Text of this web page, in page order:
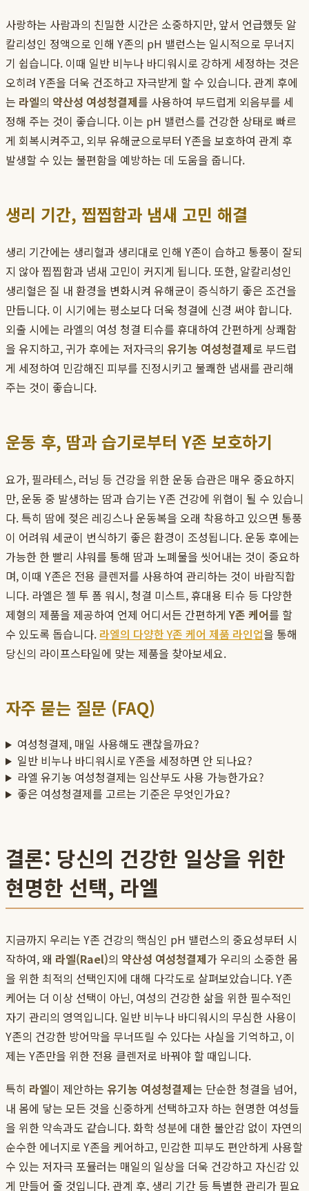
사랑하는 사람과의 친밀한 시간은 소중하지만, 앞서 언급했듯 알
칼리성인 정액으로 인해 Y존의 pH 밸런스는 일시적으로 무너지
기 쉽습니다. 이때 일반 비누나 바디워시로 강하게 세정하는 것은
오히려 Y존을 더욱 건조하고 자극받게 할 수 있습니다. 관계 후에
는 라엘의 약산성 여성청결제를 사용하여 부드럽게 외음부를 세
정해 주는 것이 좋습니다. 이는 pH 밸런스를 건강한 상태로 빠르
게 회복시켜주고, 외부 유해균으로부터 Y존을 보호하여 관계 후
발생할 수 있는 불편함을 예방하는 데 도움을 줍니다.
생리 기간, 찝찝함과 냄새 고민 해결
생리 기간에는 생리혈과 생리대로 인해 Y존이 습하고 통풍이 잘되
지 않아 찝찝함과 냄새 고민이 커지게 됩니다. 또한, 알칼리성인
생리혈은 질 내 환경을 변화시켜 유해균이 증식하기 좋은 조건을
만듭니다. 이 시기에는 평소보다 더욱 청결에 신경 써야 합니다.
외출 시에는 라엘의 여성 청결 티슈를 휴대하여 간편하게 상쾌함
을 유지하고, 귀가 후에는 저자극의 유기농 여성청결제로 부드럽
게 세정하여 민감해진 피부를 진정시키고 불쾌한 냄새를 관리해
주는 것이 좋습니다.
운동 후, 땀과 습기로부터 Y존 보호하기
요가, 필라테스, 러닝 등 건강을 위한 운동 습관은 매우 중요하지
만, 운동 중 발생하는 땀과 습기는 Y존 건강에 위협이 될 수 있습니
다. 특히 땀에 젖은 레깅스나 운동복을 오래 착용하고 있으면 통풍
이 어려워 세균이 번식하기 좋은 환경이 조성됩니다. 운동 후에는
가능한 한 빨리 샤워를 통해 땀과 노폐물을 씻어내는 것이 중요하
며, 이때 Y존은 전용 클렌저를 사용하여 관리하는 것이 바람직합
니다. 라엘은 젤 투 폼 워시, 청결 미스트, 휴대용 티슈 등 다양한
제형의 제품을 제공하여 언제 어디서든 간편하게Y존 케어를 할
수 있도록 돕습니다. 라엘의 다양한 Y존 케어 제품 라인업을 통해
당신의 라이프스타일에 맞는 제품을 찾아보세요.
자주 묻는 질문 (FAQ)
여성청결제, 매일 사용해도 괜찮을까요?
일반 비누나 바디워시로 Y존을 세정하면 안 되나요?
라엘 유기농 여성청결제는 임산부도 사용 가능한가요?
좋은 여성청결제를 고르는 기준은 무엇인가요?
결론: 당신의 건강한 일상을 위한
현명한 선택, 라엘
지금까지 우리는 Y존 건강의 핵심인 pH 밸런스의 중요성부터 시
작하여, 왜 라엘(Rael)의 약산성 여성청결제가 우리의 소중한 몸
을 위한 최적의 선택인지에 대해 다각도로 살펴보았습니다. Y존
케어는 더 이상 선택이 아닌, 여성의 건강한 삶을 위한 필수적인
자기 관리의 영역입니다. 일반 비누나 바디워시의 무심한 사용이
Y존의 건강한 방어막을 무너뜨릴 수 있다는 사실을 기억하고, 이
제는 Y존만을 위한 전용 클렌저로 바꿔야 할 때입니다.
특히 라엘이 제안하는 유기농 여성청결제는 단순한 청결을 넘어,
내 몸에 닿는 모든 것을 신중하게 선택하고자 하는 현명한 여성들
을 위한 약속과도 같습니다. 화학 성분에 대한 불안감 없이 자연의
순수한 에너지로 Y존을 케어하고, 민감한 피부도 편안하게 사용할
수 있는 저자극 포뮬러는 매일의 일상을 더욱 건강하고 자신감 있
게 만들어 줄 것입니다. 관계 후, 생리 기간 등 특별한 관리가 필요